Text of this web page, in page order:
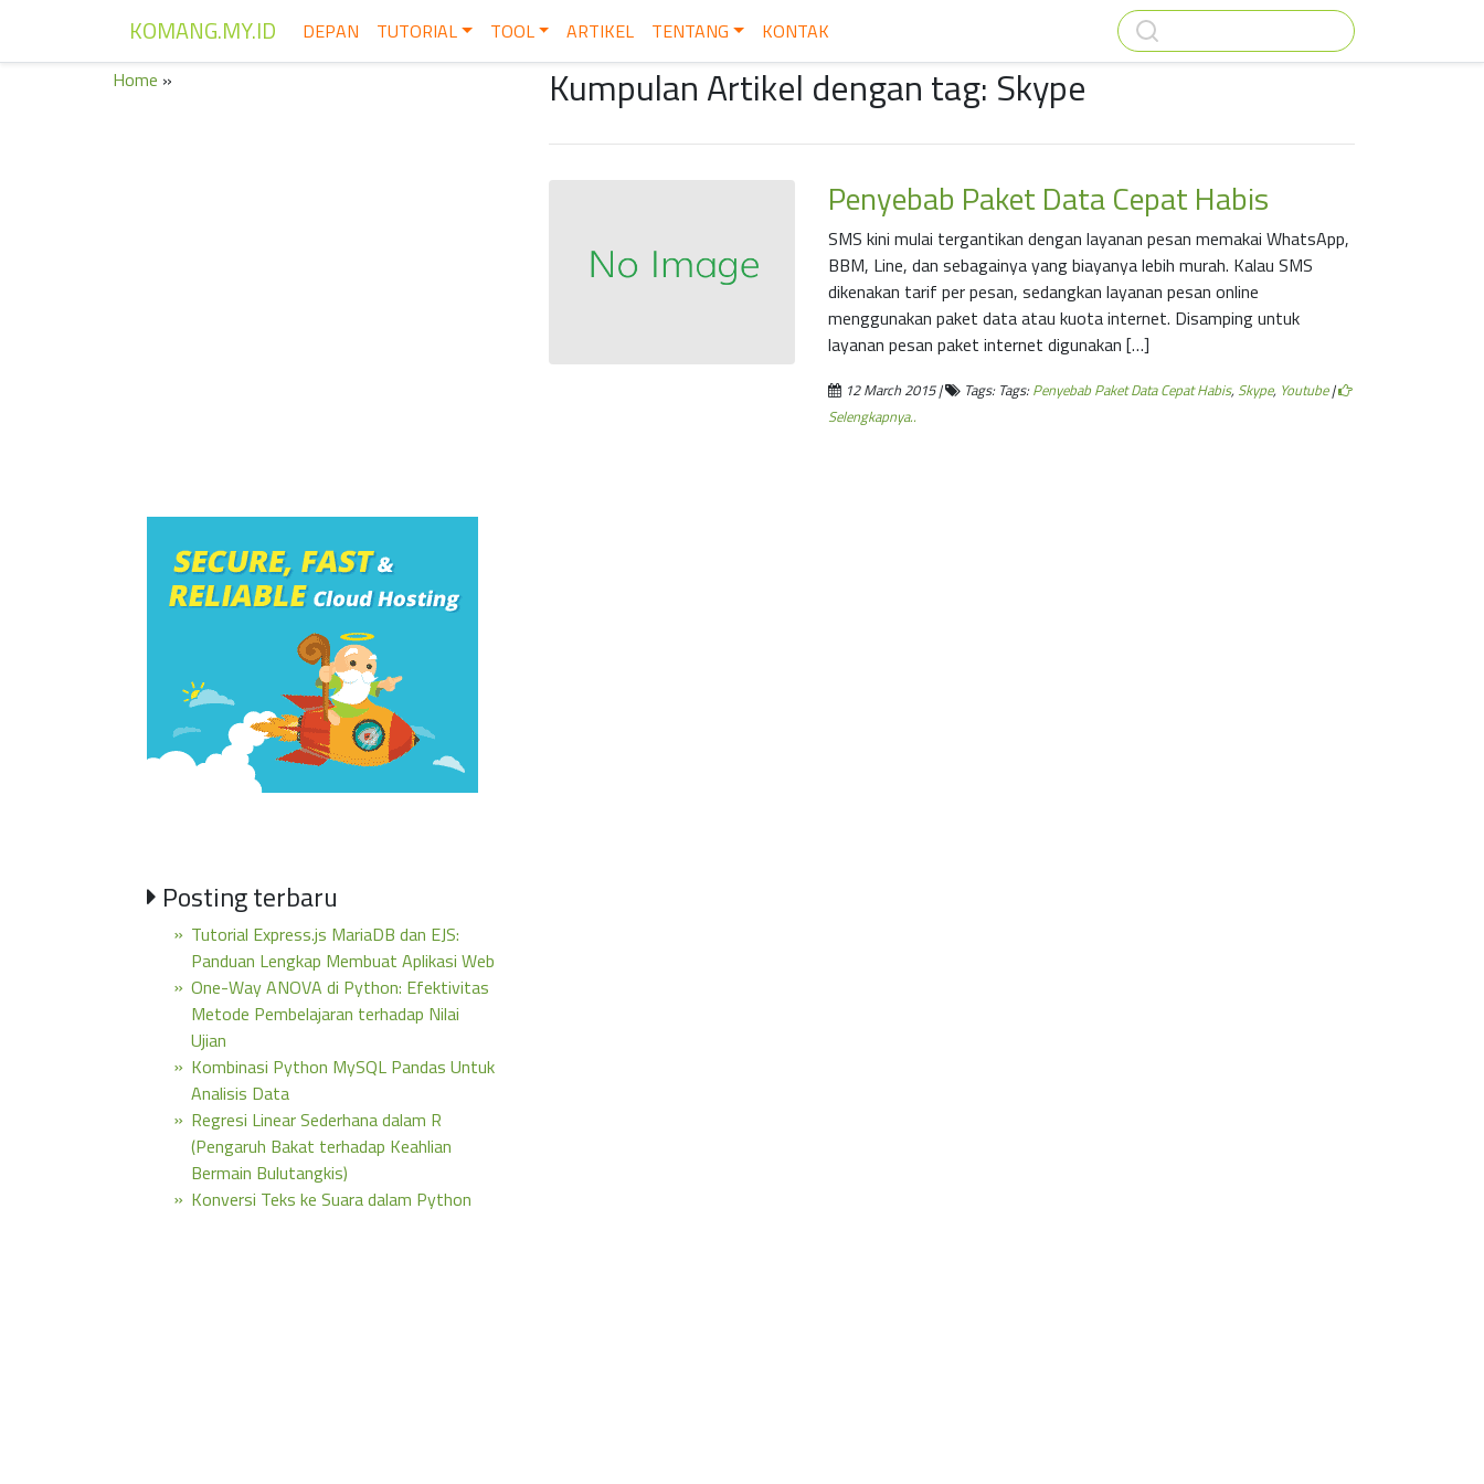
KOMANG.MY.ID DEPAN TUTORIAL TOOL ARTIKEL TENTANG
KONTAK
Home » Kumpulan Artikel dengan tag: Skype
Penyebab Paket Data Cepat Habis
SMS kini mulai tergantikan dengan layanan pesan memakai WhatsApp,
BBM, Line, dan sebagainya yang biayanya lebih murah. Kalau SMS
dikenakan tarif per pesan, sedangkan layanan pesan online
menggunakan paket data atau kuota internet. Disamping untuk
layanan pesan paket internet digunakan […]
12 March 2015 | Tags: Tags:Penyebab Paket Data Cepat Habis, Skype, Youtube|
Selengkapnya..
Posting terbaru
Tutorial Express.js MariaDB dan EJS:
Panduan Lengkap Membuat Aplikasi Web
One-Way ANOVA di Python: Efektivitas
Metode Pembelajaran terhadap Nilai
Ujian
Kombinasi Python MySQL Pandas Untuk
Analisis Data
Regresi Linear Sederhana dalam R
(Pengaruh Bakat terhadap Keahlian
Bermain Bulutangkis)
Konversi Teks ke Suara dalam Python